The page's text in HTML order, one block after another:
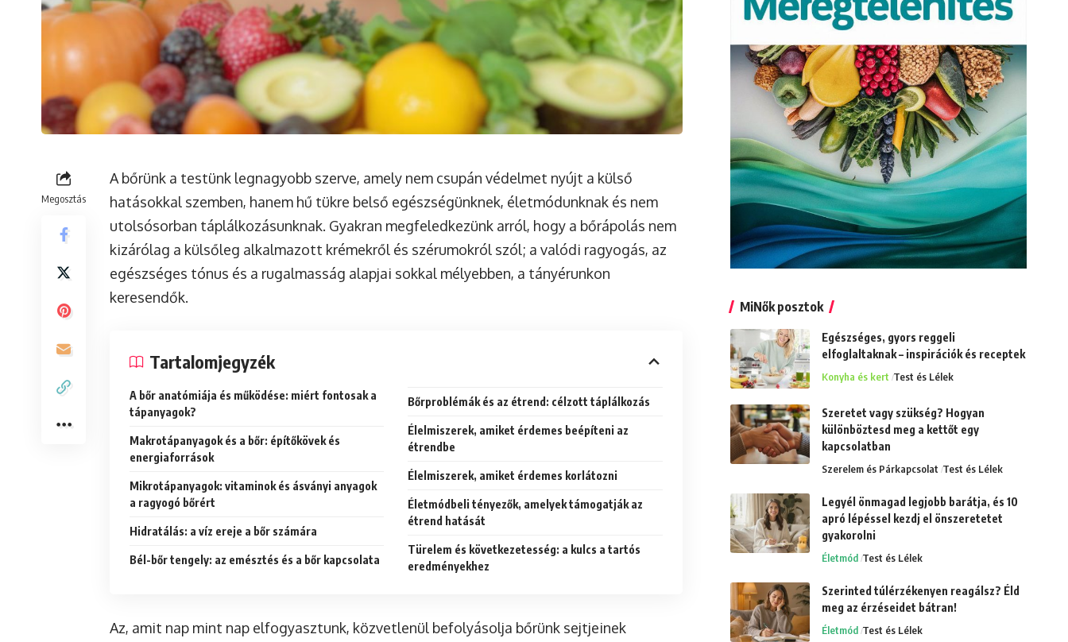
Megosztás
A bőrünk a testünk legnagyobb szerve, amely nem csupán védelmet nyújt a külső
hatásokkal szemben, hanem hű tükre belső egészségünknek, életmódunknak és nem
utolsósorban táplálkozásunknak. Gyakran megfeledkezünk arról, hogy a bőrápolás nem
kizárólag a külsőleg alkalmazott krémekről és szérumokról szól; a valódi ragyogás, az
egészséges tónus és a rugalmasság alapjai sokkal mélyebben, a tányérunkon
keresendők.
Tartalomjegyzék
A bőr anatómiája és működése: miért fontosak a
tápanyagok?
Makrotápanyagok és a bőr: építőkövek és
energiaforrások
Mikrotápanyagok: vitaminok és ásványi anyagok
a ragyogó bőrért
Hidratálás: a víz ereje a bőr számára
Bél-bőr tengely: az emésztés és a bőr kapcsolata
Bőrproblémák és az étrend: célzott táplálkozás
Élelmiszerek, amiket érdemes beépíteni az
étrendbe
Élelmiszerek, amiket érdemes korlátozni
Életmódbeli tényezők, amelyek támogatják az
étrend hatását
Türelem és következetesség: a kulcs a tartós
eredményekhez
Az, amit nap mint nap elfogyasztunk, közvetlenül befolyásolja bőrünk sejtjeinek
MiNők posztok
Egészséges, gyors reggeli
elfoglaltaknak – inspirációk és receptek
Konyha és kert Test és Lélek
Szeretet vagy szükség? Hogyan
különböztesd meg a kettőt egy
kapcsolatban
Szerelem és Párkapcsolat Test és Lélek
Legyél önmagad legjobb barátja, és 10
apró lépéssel kezdj el önszeretetet
gyakorolni
Életmód Test és Lélek
Szerinted túlérzékenyen reagálsz? Éld
meg az érzéseidet bátran!
Életmód Test és Lélek